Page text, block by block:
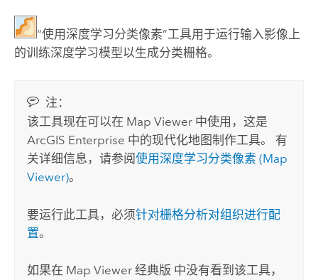
“使用深度学习分类像素”工具用于运行输入影像上
的训练深度学习模型以生成分类栅格。
注：
该工具现在可以在 Map Viewer 中使用，这是
ArcGIS Enterprise 中的现代化地图制作工具。 有
关详细信息，请参阅使用深度学习分类像素 (Map
Viewer)。
要运行此工具，必须针对栅格分析对组织进行配
置。
如果在 Map Viewer 经典版 中没有看到该工具，